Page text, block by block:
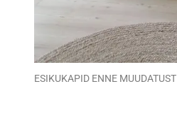
ESIKUKAPID ENNE MUUDATUST